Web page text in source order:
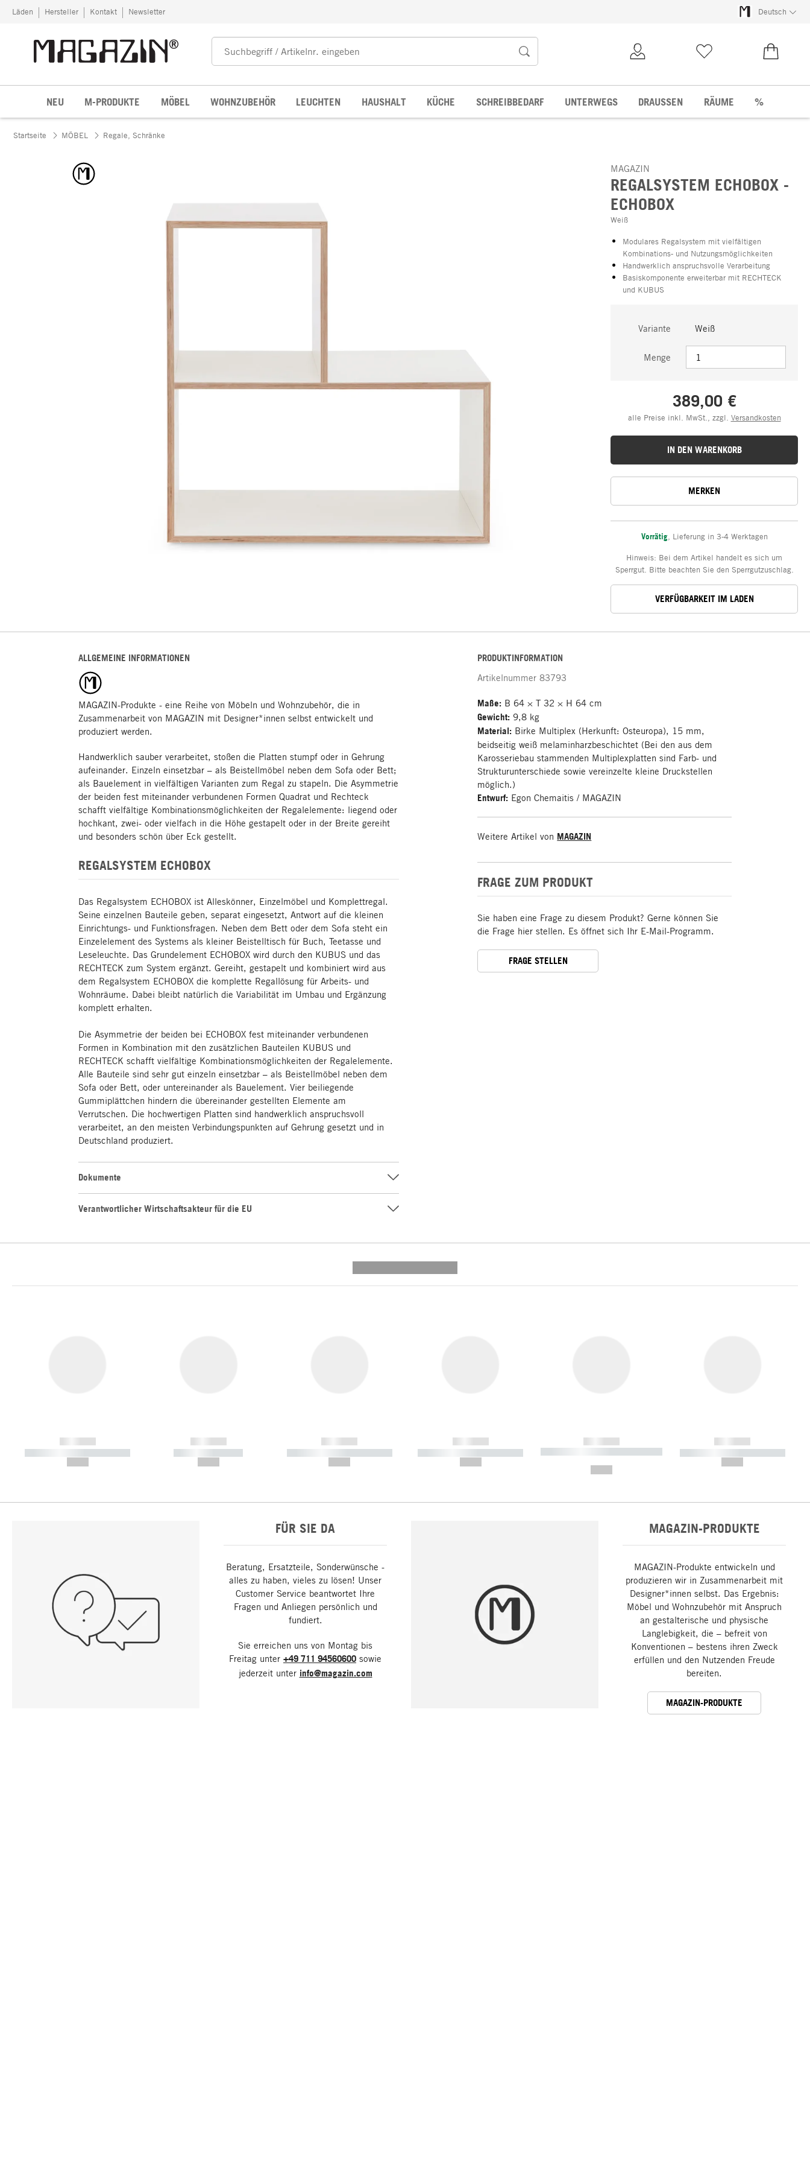
Zum Inhalt springen
Läden Hersteller Kontakt Newsletter Deutsch
NEU M-PRODUKTE MÖBEL WOHNZUBEHÖR LEUCHTEN HAUSHALT KÜCHE SCHREIBBEDARF UNTERWEGS DRAUSSEN RÄUME %
Startseite MÖBEL Regale, Schränke
MAGAZIN
REGALSYSTEM ECHOBOX -
ECHOBOX
Weiß
Modulares Regalsystem mit vielfältigen
Kombinations- und Nutzungsmöglichkeiten
Handwerklich anspruchsvolle Verarbeitung
Basiskomponente erweiterbar mit RECHTECK
und KUBUS
Variante Weiß
Menge
389,00 €
alle Preise inkl. MwSt., zzgl. Versandkosten
IN DEN WARENKORB
MERKEN
Vorrätig, Lieferung in 3-4 Werktagen
Hinweis: Bei dem Artikel handelt es sich um
Sperrgut. Bitte beachten Sie den Sperrgutzuschlag.
VERFÜGBARKEIT IM LADEN
ALLGEMEINE INFORMATIONEN
MAGAZIN-Produkte - eine Reihe von Möbeln und Wohnzubehör, die in
Zusammenarbeit von MAGAZIN mit Designer*innen selbst entwickelt und
produziert werden.
Handwerklich sauber verarbeitet, stoßen die Platten stumpf oder in Gehrung
aufeinander. Einzeln einsetzbar – als Beistellmöbel neben dem Sofa oder Bett;
als Bauelement in vielfältigen Varianten zum Regal zu stapeln. Die Asymmetrie
der beiden fest miteinander verbundenen Formen Quadrat und Rechteck
schafft vielfältige Kombinationsmöglichkeiten der Regalelemente: liegend oder
hochkant, zwei- oder vielfach in die Höhe gestapelt oder in der Breite gereiht
und besonders schön über Eck gestellt.
REGALSYSTEM ECHOBOX
Das Regalsystem ECHOBOX ist Alleskönner, Einzelmöbel und Komplettregal.
Seine einzelnen Bauteile geben, separat eingesetzt, Antwort auf die kleinen
Einrichtungs- und Funktionsfragen. Neben dem Bett oder dem Sofa steht ein
Einzelelement des Systems als kleiner Beistelltisch für Buch, Teetasse und
Leseleuchte. Das Grundelement ECHOBOX wird durch den KUBUS und das
RECHTECK zum System ergänzt. Gereiht, gestapelt und kombiniert wird aus
dem Regalsystem ECHOBOX die komplette Regallösung für Arbeits- und
Wohnräume. Dabei bleibt natürlich die Variabilität im Umbau und Ergänzung
komplett erhalten.
Die Asymmetrie der beiden bei ECHOBOX fest miteinander verbundenen
Formen in Kombination mit den zusätzlichen Bauteilen KUBUS und
RECHTECK schafft vielfältige Kombinationsmöglichkeiten der Regalelemente.
Alle Bauteile sind sehr gut einzeln einsetzbar – als Beistellmöbel neben dem
Sofa oder Bett, oder untereinander als Bauelement. Vier beiliegende
Gummiplättchen hindern die übereinander gestellten Elemente am
Verrutschen. Die hochwertigen Platten sind handwerklich anspruchsvoll
verarbeitet, an den meisten Verbindungspunkten auf Gehrung gesetzt und in
Deutschland produziert.
Dokumente
Verantwortlicher Wirtschaftsakteur für die EU
PRODUKTINFORMATION
Artikelnummer 83793
Maße: B 64 × T 32 × H 64 cm
Gewicht: 9,8 kg
Material: Birke Multiplex (Herkunft: Osteuropa), 15 mm,
beidseitig weiß melaminharzbeschichtet (Bei den aus dem
Karosseriebau stammenden Multiplexplatten sind Farb- und
Strukturunterschiede sowie vereinzelte kleine Druckstellen
möglich.)
Entwurf: Egon Chemaitis / MAGAZIN
Weitere Artikel von MAGAZIN
FRAGE ZUM PRODUKT
Sie haben eine Frage zu diesem Produkt? Gerne können Sie
die Frage hier stellen. Es öffnet sich Ihr E-Mail-Programm.
FRAGE STELLEN
------------
----------- ----------- -----------
------------
----------- -----------
------------
----------- ----------- -----------
------------
----------- ----------- -----------
------------
----------- ----------- ----------- ----
------------
----------- ----------- -----------
FÜR SIE DA
Beratung, Ersatzteile, Sonderwünsche -
alles zu haben, vieles zu lösen! Unser
Customer Service beantwortet Ihre
Fragen und Anliegen persönlich und
fundiert.
Sie erreichen uns von Montag bis
Freitag unter +49 711 94560600 sowie
jederzeit unter info@magazin.com
MAGAZIN-PRODUKTE
MAGAZIN-Produkte entwickeln und
produzieren wir in Zusammenarbeit mit
Designer*innen selbst. Das Ergebnis:
Möbel und Wohnzubehör mit Anspruch
an gestalterische und physische
Langlebigkeit, die – befreit von
Konventionen – bestens ihren Zweck
erfüllen und den Nutzenden Freude
bereiten.
MAGAZIN-PRODUKTE